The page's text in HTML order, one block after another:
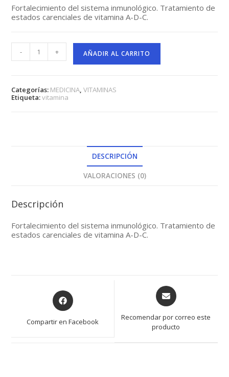
$4.80. $4.25.
Fortalecimiento del sistema inmunológico. Tratamiento de
estados carenciales de vitamina A-D-C.
ADECIL
GOTAS
30
- + AÑADIR AL CARRITO
Categorías: MEDICINA,VITAMINAS
Etiqueta:vitamina
DESCRIPCIÓN
VALORACIONES (0)
Descripción
Fortalecimiento del sistema inmunológico. Tratamiento de
estados carenciales de vitamina A-D-C.
Opens
in
Compartir en Facebook
Opens
in
new
Recomendar por correo este
producto